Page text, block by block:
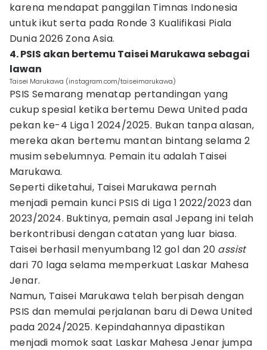
karena mendapat panggilan Timnas Indonesia
untuk ikut serta pada Ronde 3 Kualifikasi Piala
Dunia 2026 Zona Asia.
4. PSIS akan bertemu Taisei Marukawa sebagai
lawan
Taisei Marukawa (instagram.com/taiseimarukawa)
PSIS Semarang menatap pertandingan yang
cukup spesial ketika bertemu Dewa United pada
pekan ke-4 Liga 1 2024/2025. Bukan tanpa alasan,
mereka akan bertemu mantan bintang selama 2
musim sebelumnya. Pemain itu adalah Taisei
Marukawa.
Seperti diketahui, Taisei Marukawa pernah
menjadi pemain kunci PSIS di Liga 1 2022/2023 dan
2023/2024. Buktinya, pemain asal Jepang ini telah
berkontribusi dengan catatan yang luar biasa.
Taisei berhasil menyumbang 12 gol dan 20 assist
dari 70 laga selama memperkuat Laskar Mahesa
Jenar.
Namun, Taisei Marukawa telah berpisah dengan
PSIS dan memulai perjalanan baru di Dewa United
pada 2024/2025. Kepindahannya dipastikan
menjadi momok saat Laskar Mahesa Jenar jumpa